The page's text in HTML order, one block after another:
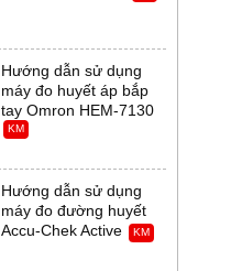
Hướng dẫn sử dụng
máy đo huyết áp bắp
tay Omron HEM-7130
KM
Hướng dẫn sử dụng
máy đo đường huyết
Accu-Chek Active
KM